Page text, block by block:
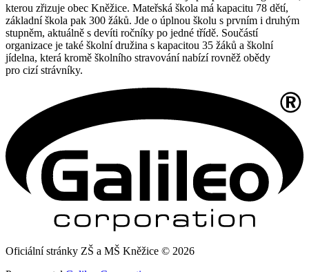
kterou zřizuje obec Kněžice. Mateřská škola má kapacitu 78 dětí,
základní škola pak 300 žáků. Jde o úplnou školu s prvním i druhým
stupněm, aktuálně s devíti ročníky po jedné třídě. Součástí
organizace je také školní družina s kapacitou 35 žáků a školní
jídelna, která kromě školního stravování nabízí rovněž obědy
pro cizí strávníky.
Oficiální stránky ZŠ a MŠ Kněžice © 2026